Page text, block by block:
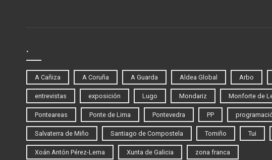
.
A Cañiza A Coruña A Guarda Aldea Global Arbo
entrevistas exposición Lugo Mondariz Monforte de
Ponteareas Ponte de Lima Pontevedra PP
Salvaterra de Miño Santiago de Compostela Tomiño Tui
Xoán Antón Pérez-Lema Xunta de Galicia zona franca